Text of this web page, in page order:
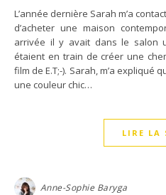
L’année dernière Sarah m’a contactée car elle venait avec son mari
d’acheter une maison
arrivée il y avait dans le salon
étaient en train de créer une
film de E.T;-). Sarah, m’a expliqué
une couleur chic…
LIRE LA
Anne-Sophie Baryga